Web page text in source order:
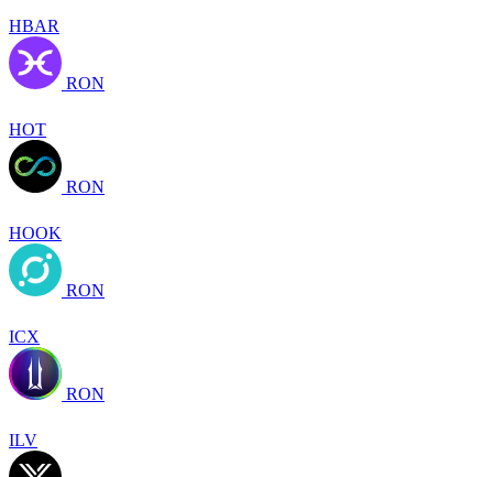
HBAR
RON
HOT
RON
HOOK
RON
ICX
RON
ILV